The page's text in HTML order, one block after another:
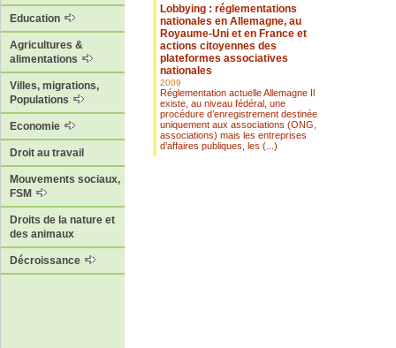
Education
Agricultures &
alimentations
Villes, migrations,
Populations
Economie
Droit au travail
Mouvements sociaux,
FSM
Droits de la nature et
des animaux
Décroissance
Lobbying : réglementations
nationales en Allemagne, au
Royaume-Uni et en France et
actions citoyennes des
plateformes associatives
nationales
2009
Réglementation actuelle Allemagne Il
existe, au niveau fédéral, une
procédure d’enregistrement destinée
uniquement aux associations (ONG,
associations) mais les entreprises
d’affaires publiques, les (...)